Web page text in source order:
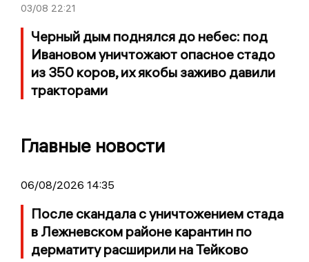
03/08 22:21
Черный дым поднялся до небес: под
Ивановом уничтожают опасное стадо
из 350 коров, их якобы заживо давили
тракторами
Главные новости
06/08/2026 14:35
После скандала с уничтожением стада
в Лежневском районе карантин по
дерматиту расширили на Тейково